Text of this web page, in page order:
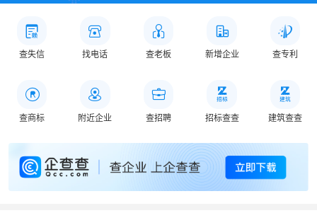
查失信 找电话 查老板 新增企业 查专利
查商标 附近企业 查招聘 招标查查 建筑查查